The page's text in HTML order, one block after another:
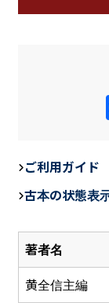
著者名
黄全信主編
ご利用ガイド
古本の状態表